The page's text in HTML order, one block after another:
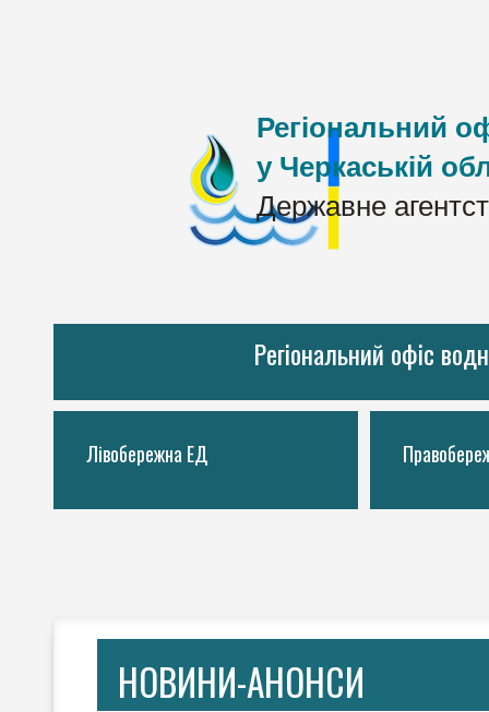
Регіональний
у Черкаській
Державне
Регіональний офіс
Лівобережна ЕД
НОВИНИ-АНОНСИ